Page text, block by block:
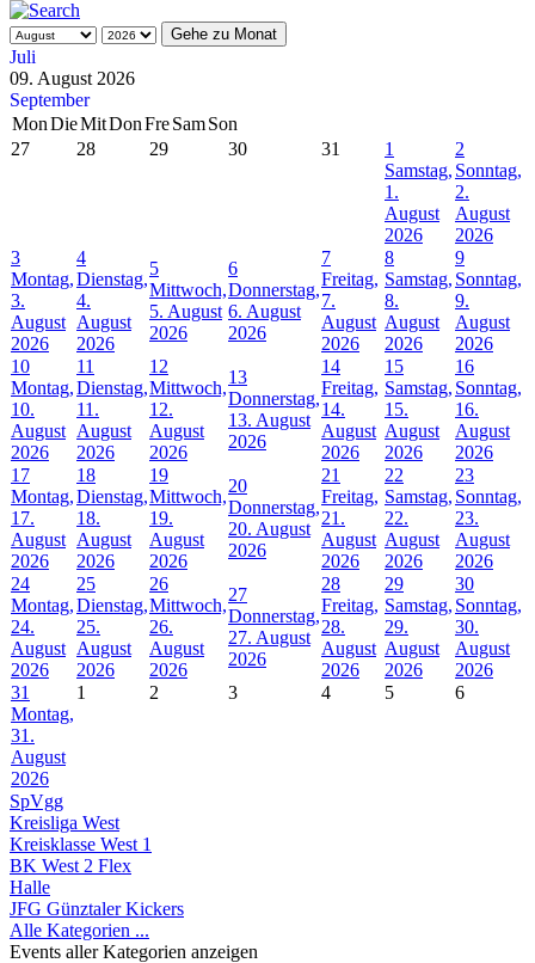
Gehe zu Monat
Juli
09. August 2026
September
MonDieMitDonFreSamSon
27
28 29 30 31
1
Samstag,
1.
August
2026
2
Sonntag,
2.
August
2026
3
Montag,
3.
August
2026
4
Dienstag,
4.
August
2026
5
Mittwoch,
5. August
2026
6
Donnerstag,
6. August
2026
7
Freitag,
7.
August
2026
8
Samstag,
8.
August
2026
9
Sonntag,
9.
August
2026
10
Montag,
10.
August
2026
11
Dienstag,
11.
August
2026
12
Mittwoch,
12.
August
2026
13
Donnerstag,
13. August
2026
14
Freitag,
14.
August
2026
15
Samstag,
15.
August
2026
16
Sonntag,
16.
August
2026
17
Montag,
17.
August
2026
18
Dienstag,
18.
August
2026
19
Mittwoch,
19.
August
2026
20
Donnerstag,
20. August
2026
21
Freitag,
21.
August
2026
22
Samstag,
22.
August
2026
23
Sonntag,
23.
August
2026
24
Montag,
24.
August
2026
25
Dienstag,
25.
August
2026
26
Mittwoch,
26.
August
2026
27
Donnerstag,
27. August
2026
28
Freitag,
28.
August
2026
29
Samstag,
29.
August
2026
30
Sonntag,
30.
August
2026
31
Montag,
31.
August
2026
1 2 3 4 5 6
SpVgg
Kreisliga West
Kreisklasse West 1
BK West 2 Flex
Halle
JFG Günztaler Kickers
Alle Kategorien ...
Events aller Kategorien anzeigen